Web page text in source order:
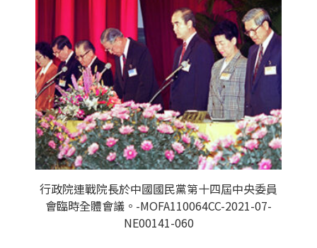
行政院連戰院長於中國國民黨第十四屆中央委員
會臨時全體會議。-MOFA110064CC-2021-07-
NE00141-060